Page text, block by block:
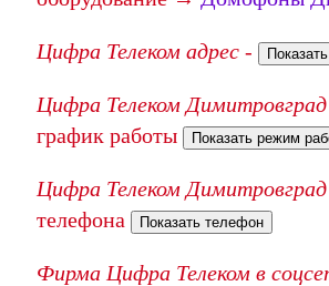
Цифра Телеком адрес -
Цифра Телеком
график работы
Показать режим
Цифра Телеком
телефона
Показать телефон
Фирма Цифра Телеком в